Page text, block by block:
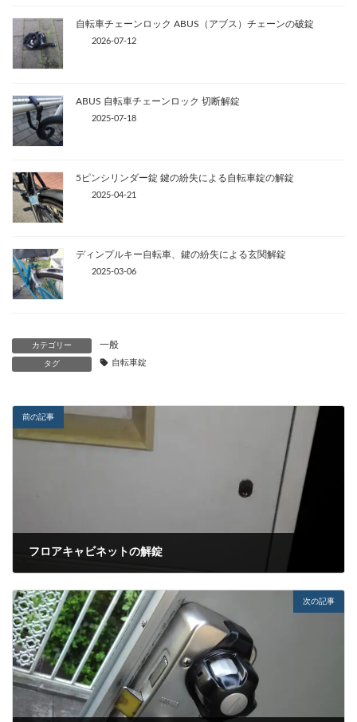
自転車チェーンロック ABUS（アブス）チェーンの破錠
2026-07-12
ABUS 自転車チェーンロック 切断解錠
2025-07-18
5ピンシリンダー錠 鍵の紛失による自転車錠の解錠
2025-04-21
ディンプルキー自転車、鍵の紛失による玄関解錠
2025-03-06
カテゴリー 一般
タグ 自転車錠
前の記事
フロアキャビネットの解錠
次の記事